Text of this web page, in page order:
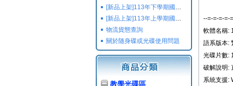
[新品上架]113年下學期國小國中高中命題光碟,校用卷,習作
[新品上架]113年上學期國小國中高中命題光碟,校用卷,習作
物流貨態查詢
關於随身碟或光碟使用問題
教學光碟區
--=-=-=-=-
軟體名稱:
語系版本:
光碟片數:
破解說明:
系統支援: